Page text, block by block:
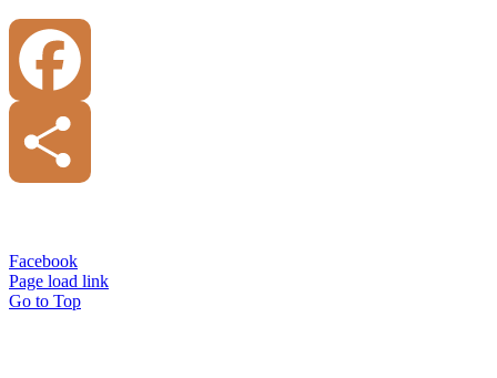
Facebook
Facebook
Page load link
Go to Top